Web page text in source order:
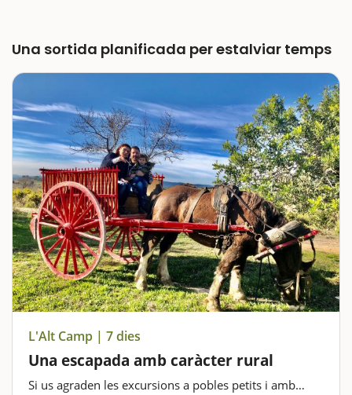
Una sortida planificada per estalviar temps
L'Alt Camp | 7 dies
Una escapada amb caràcter rural
Si us agraden les excursions a pobles petits i amb